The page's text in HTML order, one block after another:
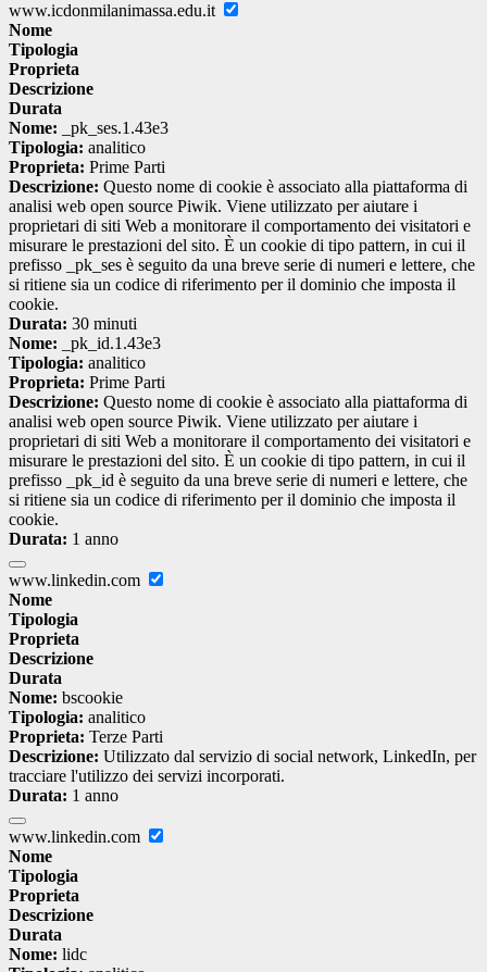
www.icdonmilanimassa.edu.it
Nome
Tipologia
Proprieta
Descrizione
Durata
Nome: _pk_ses.1.43e3
Tipologia: analitico
Proprieta: Prime Parti
Descrizione: Questo nome di cookie è associato alla piattaforma di
analisi web open source Piwik. Viene utilizzato per aiutare i
proprietari di siti Web a monitorare il comportamento dei visitatori e
misurare le prestazioni del sito. È un cookie di tipo pattern, in cui il
prefisso _pk_ses è seguito da una breve serie di numeri e lettere, che
si ritiene sia un codice di riferimento per il dominio che imposta il
cookie.
Durata: 30 minuti
Nome: _pk_id.1.43e3
Tipologia: analitico
Proprieta: Prime Parti
Descrizione: Questo nome di cookie è associato alla piattaforma di
analisi web open source Piwik. Viene utilizzato per aiutare i
proprietari di siti Web a monitorare il comportamento dei visitatori e
misurare le prestazioni del sito. È un cookie di tipo pattern, in cui il
prefisso _pk_id è seguito da una breve serie di numeri e lettere, che
si ritiene sia un codice di riferimento per il dominio che imposta il
cookie.
Durata: 1 anno
www.linkedin.com
Nome
Tipologia
Proprieta
Descrizione
Durata
Nome: bscookie
Tipologia: analitico
Proprieta: Terze Parti
Descrizione: Utilizzato dal servizio di social network, LinkedIn, per
tracciare l'utilizzo dei servizi incorporati.
Durata: 1 anno
www.linkedin.com
Nome
Tipologia
Proprieta
Descrizione
Durata
Nome: lidc